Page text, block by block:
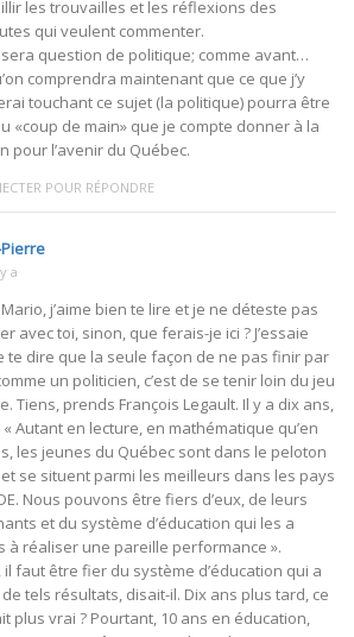
les trouvailles et les réflexions des
qui veulent commenter.
sera question de politique; comme avant…
comprendra maintenant que ce que j’y
touchant ce sujet (la politique) pourra être
«coup de main» que je compte donner à la
pour l’avenir du Québec.
POUR RÉPONDRE
a
j’aime bien te lire et je ne déteste pas
avec toi, sinon, que ferais-je ici ? J’essaie
te dire que la seule façon de ne pas finir par
un politicien, c’est de se tenir loin du jeu
Tiens, prends François Legault. Il y a dix ans,
« Autant en lecture, en mathématique qu’en
les jeunes du Québec sont dans le peloton
se situent parmi les meilleurs dans les pays
Nous pouvons être fiers d’eux, de leurs
et du système d’éducation qui les a
à réaliser une pareille performance ».
il faut être fier du système d’éducation qui a
tels résultats, disait-il. Dix ans plus tard, ce
plus vrai ? Pourtant, 10 ans en éducation,